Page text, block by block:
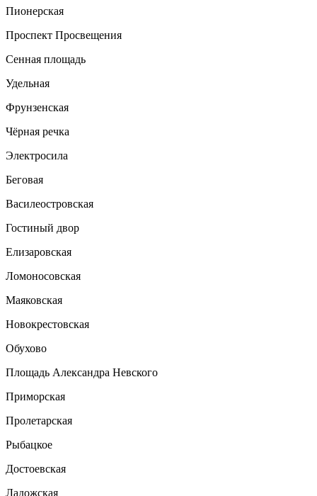
Пионерская
Проспект Просвещения
Сенная площадь
Удельная
Фрунзенская
Чёрная речка
Электросила
Беговая
Василеостровская
Гостиный двор
Елизаровская
Ломоносовская
Маяковская
Новокрестовская
Обухово
Площадь Александра Невского
Приморская
Пролетарская
Рыбацкое
Достоевская
Ладожская